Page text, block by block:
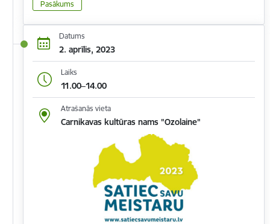
Pasākums
Datums
2. aprīlis, 2023
Laiks
11.00–14.00
Atrašanās vieta
Carnikavas kultūras nams "Ozolaine"